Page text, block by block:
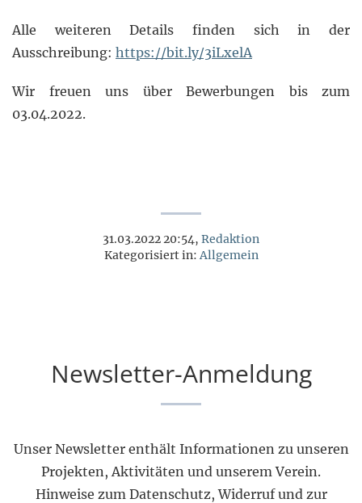
Alle weiteren Details finden sich in der
Ausschreibung: https://bit.ly/3iLxelA
Wir freuen uns über Bewerbungen bis zum
03.04.2022.
31.03.2022 20:54, Redaktion
Kategorisiert in:Allgemein
Newsletter-Anmeldung
Unser Newsletter enthält Informationen zu unseren
Projekten, Aktivitäten und unserem Verein.
Hinweise zum Datenschutz, Widerruf und zur